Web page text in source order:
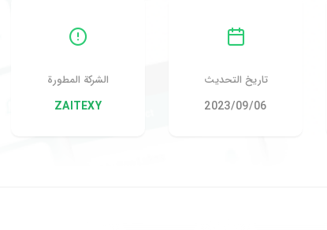
تاريخ التحديث
06‏/09‏/2023
الشركة المطورة
ZAITEXY